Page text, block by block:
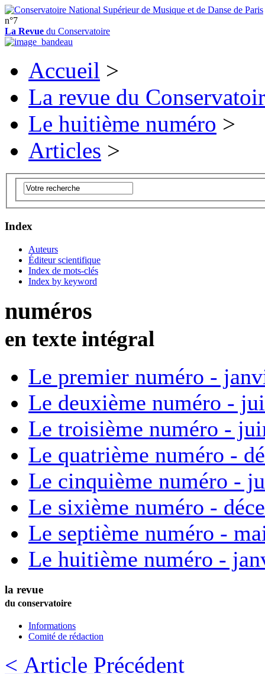
n°7
La Revue du Conservatoire
Accueil >
La revue du
Le huitième numéro >
Articles >
Index
Auteurs
Éditeur scientifique
Index de mots-clés
Index by keyword
numéros
en texte intégral
Le premier numéro -
Le deuxième numéro -
Le troisième numéro -
Le quatrième numéro -
Le cinquième numéro -
Le sixième numéro -
Le septième numéro -
Le huitième numéro -
la revue
du conservatoire
Informations
Comité de rédaction
< Article Précédent